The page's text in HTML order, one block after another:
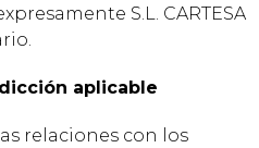
S.L. CARTESA
aplicable
relaciones con los